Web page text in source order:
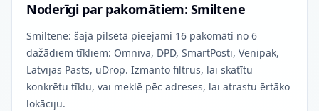
Noderīgi par pakomātiem: Smiltene
Smiltene: šajā pilsētā pieejami 16 pakomāti no 6
dažādiem tīkliem: Omniva, DPD, SmartPosti, Venipak,
Latvijas Pasts, uDrop. Izmanto filtrus, lai skatītu
konkrētu tīklu, vai meklē pēc adreses, lai atrastu ērtāko
lokāciju.